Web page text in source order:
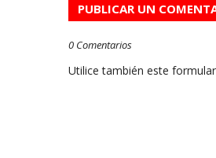
PUBLICAR UN
0 Comentarios
Utilice también este